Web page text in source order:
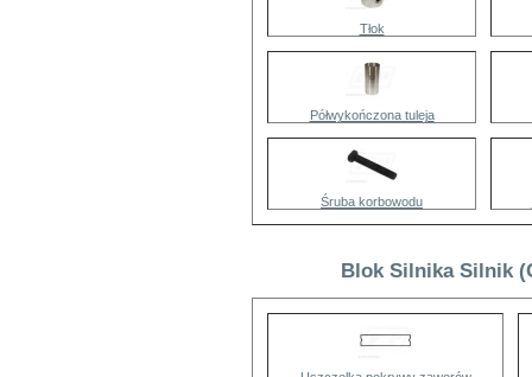
Tłok
Półwykończona tuleja
Śruba korbowodu
Blok Silnika Silnik